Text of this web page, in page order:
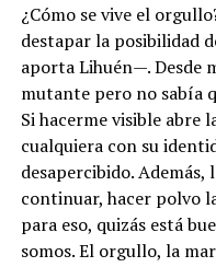
¿Cómo se vive el
destapar la posibilidad
aporta Lihuén—. Desde
mutante pero no sabía
Si hacerme visible abre
cualquiera con su
desapercibido.
continuar, hacer polvo
para eso, quizás está
somos. El orgullo, la